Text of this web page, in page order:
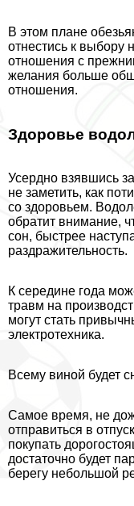
В этом плане
отнестись к выбору
отношения с
желания больше
отношения.
Здоровье
Усердно взявшись
не заметить, как
со здоровьем.
обратит внимание,
сон, быстрее
раздражительность.
К середине года
травм на
могут стать
электротехника.
Всему виной будет
Самое время, не
отправиться в
покупать
достаточно будет
берегу небольшой